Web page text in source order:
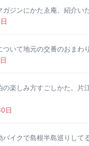
ガジンにかたゑ庵、紹介い
ついて地元の交番のおまわ
の楽しみ方すごしかた。片
日
バイクで島根半島巡りして